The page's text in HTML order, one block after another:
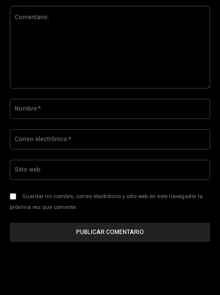
Guardar mi nombre, correo electrónico y sitio web en este navegador la
próxima vez que comente.